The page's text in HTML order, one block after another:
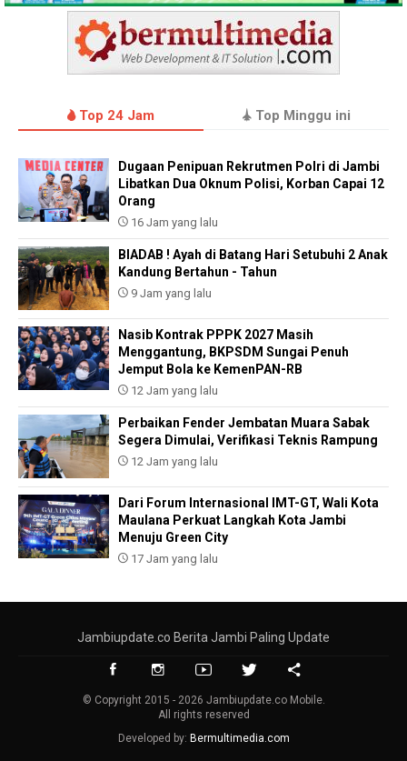
Top 24 Jam Top Minggu ini
Dugaan Penipuan Rekrutmen Polri di Jambi
Libatkan Dua Oknum Polisi, Korban Capai 12
Orang
16 Jam yang lalu
BIADAB ! Ayah di Batang Hari Setubuhi 2 Anak
Kandung Bertahun - Tahun
9 Jam yang lalu
Nasib Kontrak PPPK 2027 Masih
Menggantung, BKPSDM Sungai Penuh
Jemput Bola ke KemenPAN-RB
12 Jam yang lalu
Perbaikan Fender Jembatan Muara Sabak
Segera Dimulai, Verifikasi Teknis Rampung
12 Jam yang lalu
Dari Forum Internasional IMT-GT, Wali Kota
Maulana Perkuat Langkah Kota Jambi
Menuju Green City
17 Jam yang lalu
Jambiupdate.co Berita Jambi Paling Update
© Copyright 2015 - 2026 Jambiupdate.co Mobile.
All rights reserved
Developed by: Bermultimedia.com